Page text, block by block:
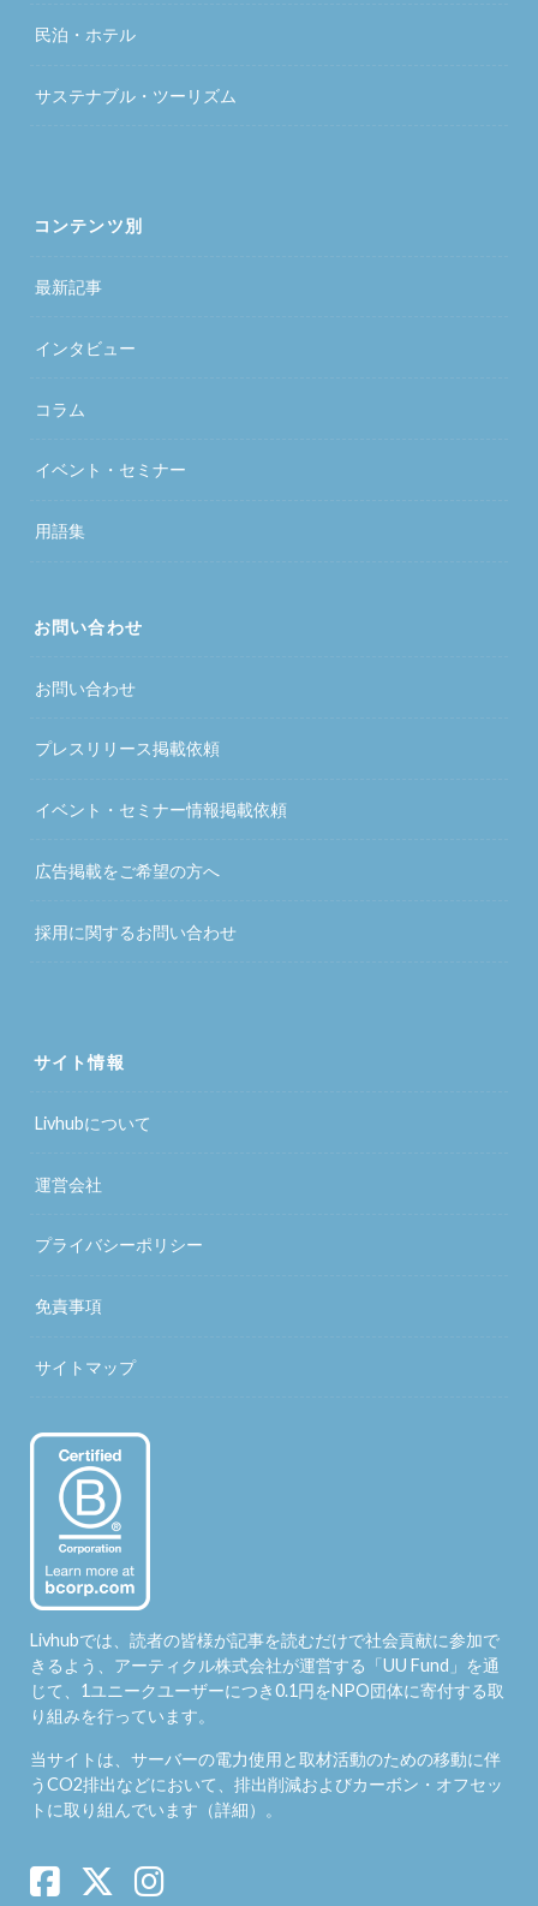
民泊・ホテル
サステナブル・ツーリズム
コンテンツ別
最新記事
インタビュー
コラム
イベント・セミナー
用語集
お問い合わせ
お問い合わせ
プレスリリース掲載依頼
イベント・セミナー情報掲載依頼
広告掲載をご希望の方へ
採用に関するお問い合わせ
サイト情報
Livhubについて
運営会社
プライバシーポリシー
免責事項
サイトマップ
Livhubでは、読者の皆様が記事を読むだけで社会貢献に参加で
きるよう、アーティクル株式会社が運営する「UU Fund 」を通
じて、1ユニークユーザーにつき0.1円をNPO団体に寄付する取
り組みを行っています。
当サイトは、サーバーの電力使用と取材活動のための移動に伴
うCO2排出などにおいて、排出削減およびカーボン・オフセッ
トに取り組んでいます（詳細）。